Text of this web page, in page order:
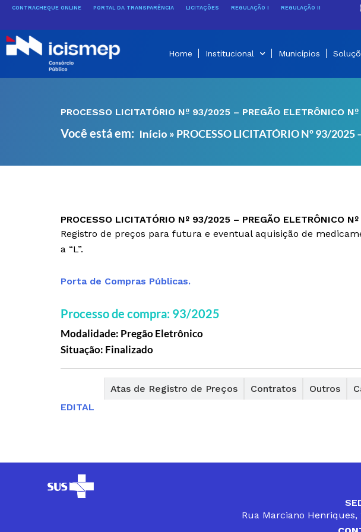
conteúdo
CONTRACHEQUE ONLINE PORTAL DA TRANSPARÊNCIA LICITAÇÕES REGULAÇÃO I REGULAÇÃO II
Home Institucional Municípios
PROCESSO LICITATÓRIO Nº 93/2025 – PREGÃO ELETRÔNICO
Você está em: Início » PROCESSO LICITATÓRIO Nº 93/
PROCESSO LICITATÓRIO Nº 93/2025 – PREGÃO ELETRÔNICO
Registro de preços para futura e eventual aquisição de
a “L”.
Porta de Compras Públicas.
Processo de compra: 93/2025
Modalidade: Pregão Eletrônico
Situação: Finalizado
Atas de Registro de Preços Contratos Outros
EDITAL
Rua Marciano Henriques,